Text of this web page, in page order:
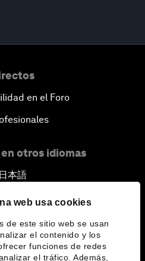
web usa cookies
de este sitio web se usan
el contenido y los
funciones de redes
el tráfico. Además,
en el Foro
otros idiomas
日本語